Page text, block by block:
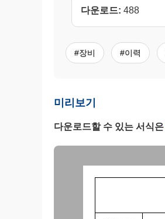
다운로드: 488
#장비 #이력
미리보기
다운로드할 수 있는 서식은